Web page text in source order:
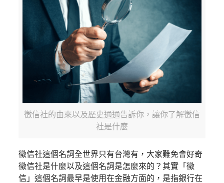
徵信社的由來以及歷史通通告訴你，讓你了解徵信
社是什麼
徵信社這個名詞全世界只有台灣有，大家難免會好奇
徵信社是什麼以及這個名詞是怎麼來的？其實「徵
信」這個名詞最早是使用在金融方面的，是指銀行在